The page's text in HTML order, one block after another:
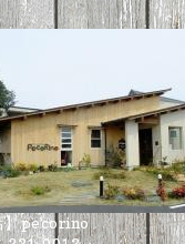
】pecorino